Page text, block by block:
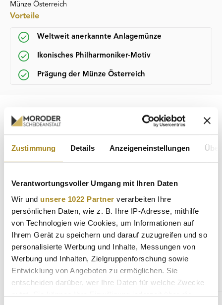
Zustimmung Details Anzeigeneinstellungen
Verantwortungsvoller Umgang mit Ihren Daten
Wir und unsere 1022 Partner verarbeiten Ihre
persönlichen Daten, wie z. B. Ihre IP-Adresse, mithilfe
von Technologien wie Cookies, um Informationen auf
Ihrem Gerät zu speichern und darauf zuzugreifen und so
personalisierte Werbung und Inhalte, Messungen von
Werbung und Inhalten, Zielgruppenforschung sowie
Entwicklung von Angeboten zu ermöglichen. Sie
entscheiden darüber, wer Ihre Daten für welche Zwecke
nutzt. Sie können Ihre Einwilligung jederzeit über die
Münze Österreich
Vorteile
Weltweit anerkannte Anlagemünze
Ikonisches Philharmoniker-Motiv
Prägung der Münze Österreich
Beschreibung
äußerst begehrte Wertan…
Weitere Angebote
Produktgalerie überspringen
Gleiche Serie